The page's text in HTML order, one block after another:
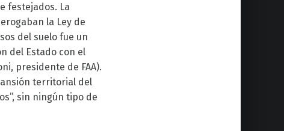
festejados. La
la Ley de
del suelo fue un
del Estado con el
presidente de FAA).
territorial del
sin ningún tipo de